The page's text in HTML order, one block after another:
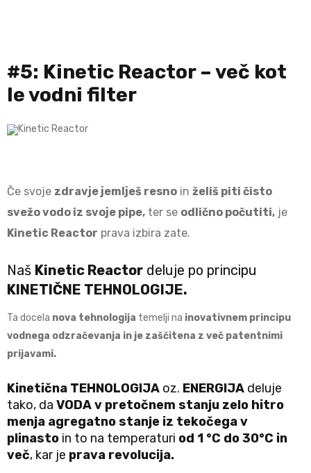
#5: Kinetic Reactor – več kot
le vodni filter
Če svoje zdravje jemlješ resno in želiš piti čisto
svežo vodo iz svoje pipe, ter se odlično počutiti, je
Kinetic Reactor prava izbira zate.
Naš Kinetic Reactor deluje po principu
KINETIČNE TEHNOLOGIJE.
Ta docela nova tehnologija temelji na inovativnem principu
vodnega odzračevanja in je zaščitena z več patentnimi
prijavami.
Kinetična TEHNOLOGIJA oz. ENERGIJA deluje
tako, da VODA v pretočnem stanju zelo hitro
menja agregatno stanje iz tekočega v
plinasto in to na temperaturi od 1 °C do 30°C in
več, kar je prava revolucija.